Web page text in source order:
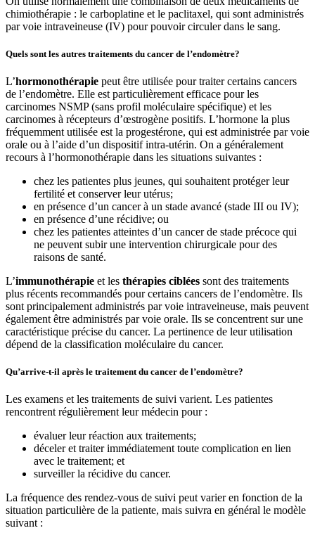
chimiothérapie : le carboplatine et le paclitaxel, qui sont administrés
par voie intraveineuse (IV) pour pouvoir circuler dans le sang.
Quels sont les autres traitements du cancer de l’endomètre?
L’hormonothérapie peut être utilisée pour traiter certains cancers
de l’endomètre. Elle est particulièrement efficace pour les
carcinomes NSMP (sans profil moléculaire spécifique) et les
carcinomes à récepteurs d’œstrogène positifs. L’hormone la plus
fréquemment utilisée est la progestérone, qui est administrée par voie
orale ou à l’aide d’un dispositif intra-utérin. On a généralement
recours à l’hormonothérapie dans les situations suivantes :
chez les patientes plus jeunes, qui souhaitent protéger leur
fertilité et conserver leur utérus;
en présence d’un cancer à un stade avancé (stade III ou IV);
en présence d’une récidive; ou
chez les patientes atteintes d’un cancer de stade précoce qui
ne peuvent subir une intervention chirurgicale pour des
raisons de santé.
L’immunothérapie et les thérapies ciblées sont des traitements
plus récents recommandés pour certains cancers de l’endomètre. Ils
sont principalement administrés par voie intraveineuse, mais peuvent
également être administrés par voie orale. Ils se concentrent sur une
caractéristique précise du cancer. La pertinence de leur utilisation
dépend de la classification moléculaire du cancer.
Qu’arrive-t-il après le traitement du cancer de l’endomètre?
Les examens et les traitements de suivi varient. Les patientes
rencontrent régulièrement leur médecin pour :
évaluer leur réaction aux traitements;
déceler et traiter immédiatement toute complication en lien
avec le traitement; et
surveiller la récidive du cancer.
La fréquence des rendez-vous de suivi peut varier en fonction de la
situation particulière de la patiente, mais suivra en général le modèle
suivant :